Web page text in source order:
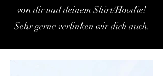
von dir und deinem Shirt/Hoodie!
Sehr gerne verlinken wir dich auch.